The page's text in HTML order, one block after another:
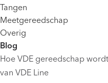
Tangen
Meetgereedschap
Overig
Blog
Hoe VDE gereedschap
van VDE Line